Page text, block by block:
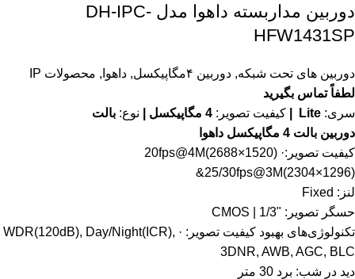
دوربین مداربسته داهوا مدل DH-IPC-
HFW1431SP
دوربین های تحت شبکه, دوربین ۴مگاپیکسل , داهوا , محصولات IP
لطفاً تماس بگیرید
سری: Lite | کیفیت تصویر: نوع: بالت
دوربین بالت 4 مگاپیکسل داهوا
کیفیت تصویر:· 20fps@4M(2688×1520)
&25/30fps@3M(2304×1296)
لنز: Fixed
حسگر تصویر: "1/3 | CMOS
تکنولوژی‌های بهبود کیفیت تصویر: · WDR(120dB), Day/Night(ICR),
3DNR, AWB, AGC, BLC
دید در شب: برد 30 متر